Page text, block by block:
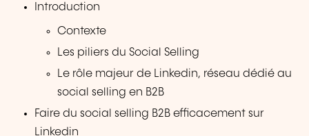
Introduction
Contexte
Les piliers du Social Selling
Le rôle majeur de Linkedin, réseau dédié au
social selling en B2B
Faire du social selling B2B efficacement sur
Linkedin